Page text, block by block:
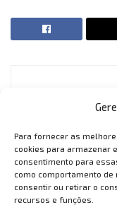
Para fornecer as
cookies para armazenar
consentimento para
como comportamento de
consentir ou retirar o
recursos e funções.